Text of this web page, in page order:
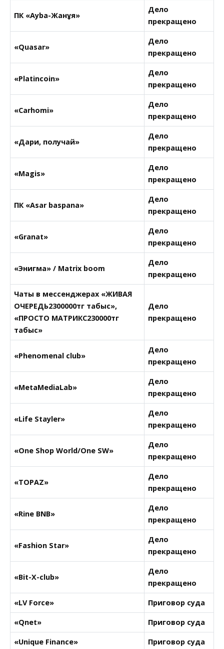
ПК «Ayba-Жанұя»
Дело
прекращено
«Quasar»
Дело
прекращено
«Platincoin»
Дело
прекращено
«Carhomi»
Дело
прекращено
«Дари, получай»
Дело
прекращено
«Magis»
Дело
прекращено
ПК «Asar baspana»
Дело
прекращено
«Granat»
Дело
прекращено
«Энигма» / Matrix boom
Дело
прекращено
Чаты в мессенджерах «ЖИВАЯ
ОЧЕРЕДЬ2300000тг табыс»,
«ПРОСТО МАТРИКС230000тг
табыс»
Дело
прекращено
«Phenomenal club»
Дело
прекращено
«MetaMediaLab»
Дело
прекращено
«Life Stayler»
Дело
прекращено
«One Shop World/One SW»
Дело
прекращено
«TOPAZ»
Дело
прекращено
«Rine BNB»
Дело
прекращено
«Fashion Star»
Дело
прекращено
«Bit-X-club»
Дело
прекращено
«LV Force» Приговор суда
«Qnet» Приговор суда
«Unique Finance» Приговор суда